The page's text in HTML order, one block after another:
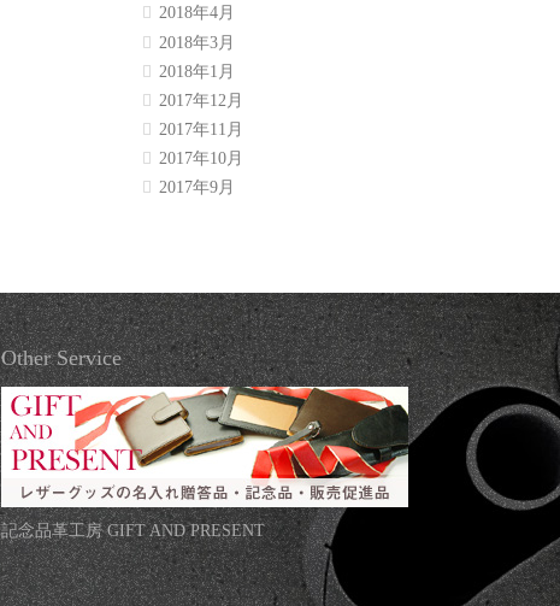
2018年4月
2018年3月
2018年1月
2017年12月
2017年11月
2017年10月
2017年9月
Other Service
記念品革工房 GIFT AND PRESENT